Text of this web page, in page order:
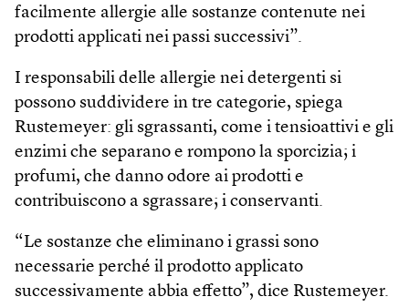
facilmente allergie alle sostanze contenute nei
prodotti applicati nei passi successivi”.
I responsabili delle allergie nei detergenti si
possono suddividere in tre categorie, spiega
Rustemeyer: gli sgrassanti, come i tensioattivi e gli
enzimi che separano e rompono la sporcizia; i
profumi, che danno odore ai prodotti e
contribuiscono a sgrassare; i conservanti.
“Le sostanze che eliminano i grassi sono
necessarie perché il prodotto applicato
successivamente abbia effetto”, dice Rustemeyer.